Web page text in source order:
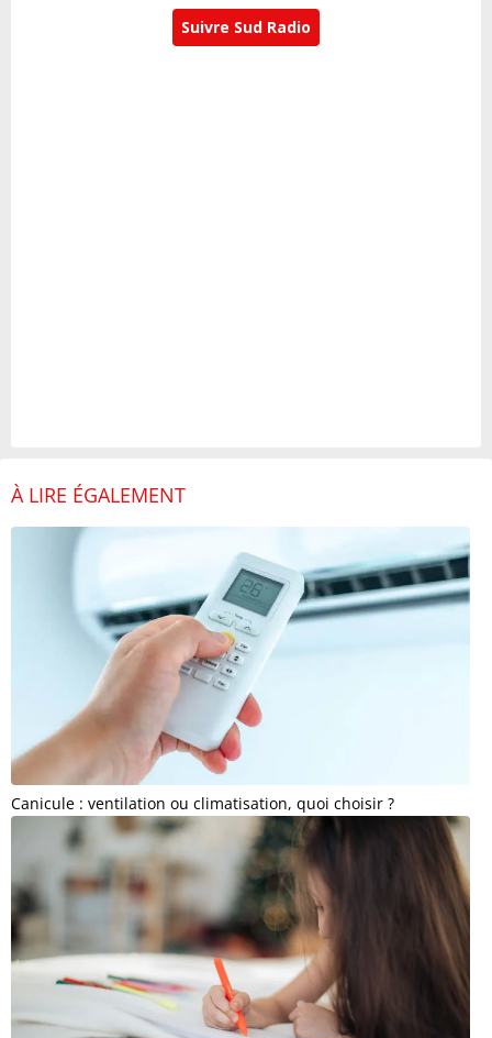
Suivre Sud Radio
À LIRE ÉGALEMENT
Canicule : ventilation ou climatisation, quoi choisir ?